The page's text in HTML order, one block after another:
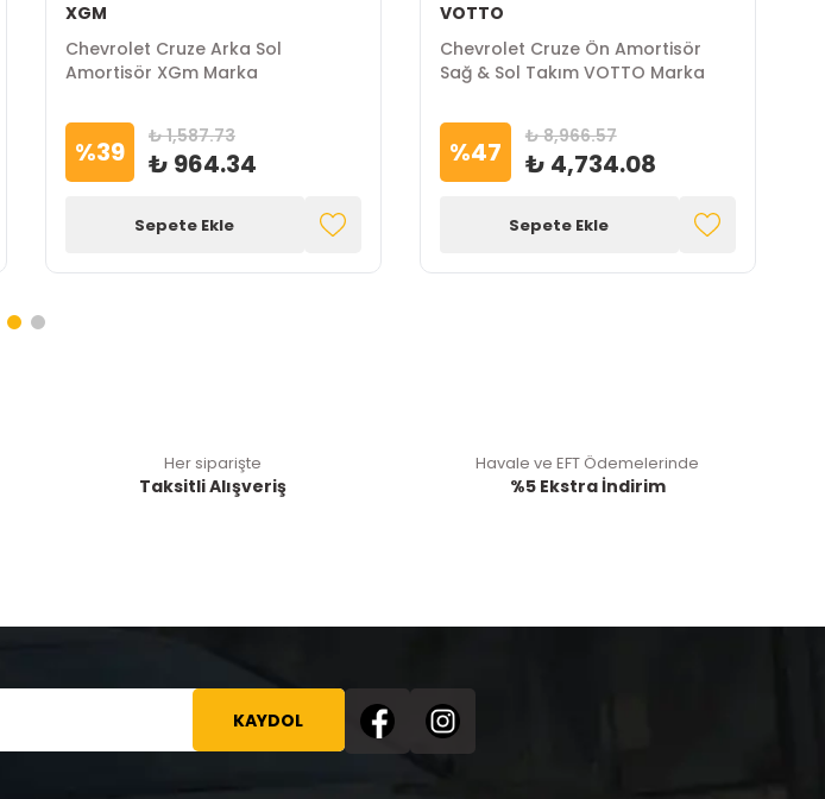
XGM
Chevrolet Cruze Arka Sol
Amortisör XGm Marka
%39 ₺ 1,587.73
₺ 964.34
Sepete Ekle
VOTTO
Chevrolet Cruze Ön Amortisör
Sağ & Sol Takım VOTTO Marka
%47 ₺ 8,966.57
₺ 4,734.08
Sepete Ekle
Her siparişte
Taksitli Alışveriş
Havale ve EFT Ödemelerinde
%5 Ekstra İndirim
KAYDOL